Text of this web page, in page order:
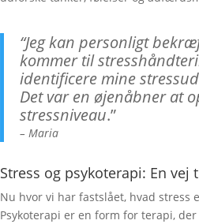
“Jeg kan personligt
kommer til
identificere mine
Det var en øjenåbner at
stressniveau.”
–Maria
Stress og psykoterapi: En
Nu hvor vi har fastslået, hvad stress
Psykoterapi er en form for terapi,